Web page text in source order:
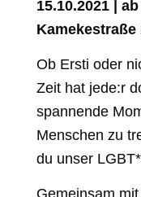
15.10.2021 |
Kamekestraße
Ob Ersti oder
Zeit hat jede:r
spannende
Menschen zu
du unser
Gemeinsam